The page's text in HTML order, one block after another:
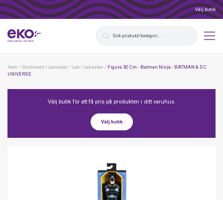
Välj butik
Hem / Sortiment/ Leksaker/ Lek/ Leksaker/ Figure 30 Cm - Batman Ninja - BATMAN & DC
UNIVERSE
Välj butik för att få pris på produkten i ditt varuhus.
Välj butik